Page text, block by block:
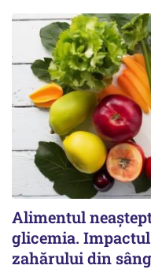
Alimentul
glicemia.
zahărului din